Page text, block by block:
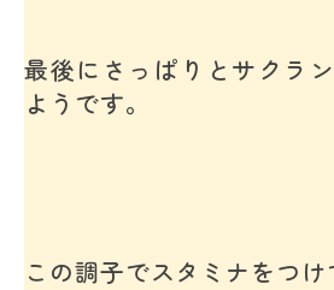
最後にさっぱりとサクラ
ようです。
この調子でスタミナをつ